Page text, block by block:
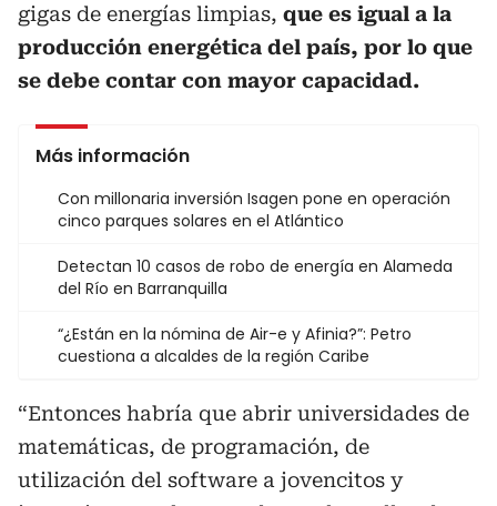
gigas de energías limpias, que es igual a la
producción energética del país, por lo que
se debe contar con mayor capacidad.
Más información
Con millonaria inversión Isagen pone en operación
cinco parques solares en el Atlántico
Detectan 10 casos de robo de energía en Alameda
del Río en Barranquilla
“¿Están en la nómina de Air-e y Afinia?”: Petro
cuestiona a alcaldes de la región Caribe
“Entonces habría que abrir universidades de
matemáticas, de programación, de
utilización del software a jovencitos y